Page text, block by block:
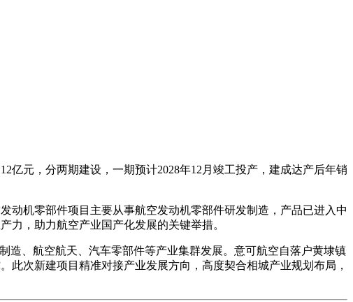
元，分两期建设，一期预计2028年12月竣工投产，建成达产后年销
动机零部件项目主要从事航空发动机零部件研发制造，产品已进入中
力，助力航空产业国产化发展的关键举措。
造、航空航天、汽车零部件等产业集群发展。意可航空自落户黄埭镇
次新建项目精准对接产业发展方向，高度契合相城产业规划布局，